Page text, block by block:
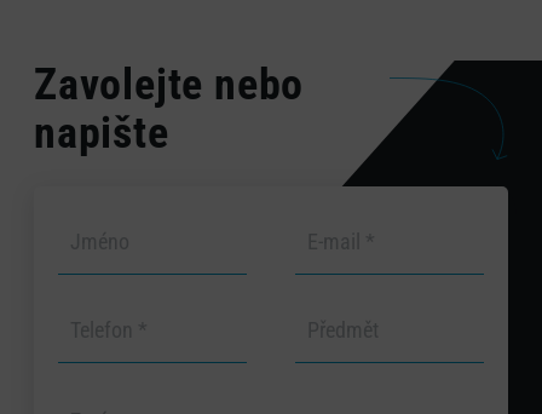
Zavolejte nebo
napište